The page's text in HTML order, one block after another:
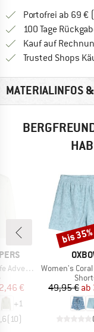
Portofrei ab 69 €
100 Tage
Kauf auf
Trusted Shops
MATERIALINFOS
Bluse III
Preis
€
+1
(10)
Artikel
Women's Coral
49,95 € ab
Rabatt
bis 35%